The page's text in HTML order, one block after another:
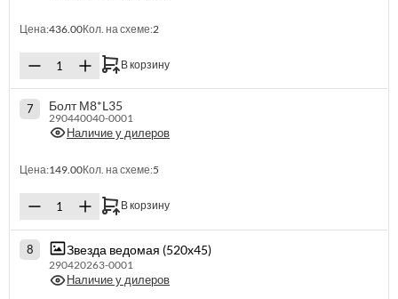
Цена:436.00Кол. на схеме:2
В корзину
7 Болт М8*L35
290440040-0001
Наличие у дилеров
Цена:149.00Кол. на схеме:5
В корзину
8 Звезда ведомая (520x45)
290420263-0001
Наличие у дилеров